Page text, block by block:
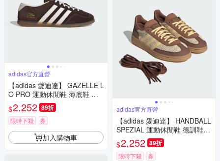
adidas官方直營
【adidas 愛迪達】 GAZELLE L
O PRO 運動休閒鞋 薄底鞋 滑
板 德訓鞋 復古 女鞋 - Originals
IH6932
$2,252 89折
限時下殺 券
加入購物車
adidas官方直營
【adidas 愛迪達】 HANDBALL
SPEZIAL 運動休閒鞋 德訓鞋
滑板 復古 女 - Originals JQ841
1
$2,252 89折
限時下殺 券